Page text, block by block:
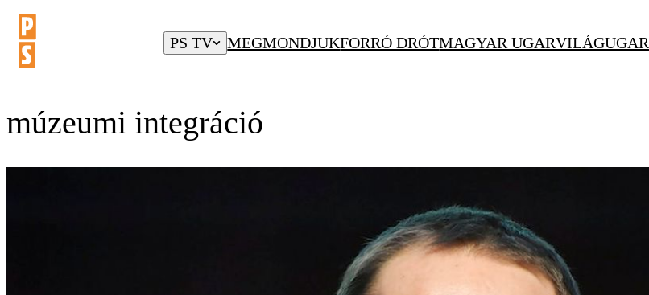
PS TV MEGMONDJUKFORRÓ DRÓTMAGYAR UGARVILÁGUGAR
múzeumi integráció